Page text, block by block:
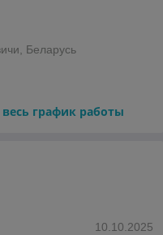
Беларусь
весь график работы
10.10.2025